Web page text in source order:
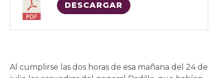
DESCARGAR
Al cumplirse las dos horas de esa mañana del 24 de